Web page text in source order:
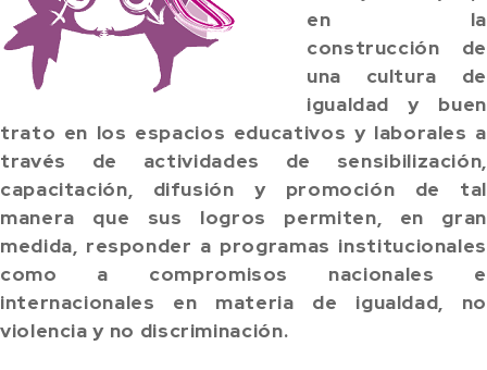
en la
construcción de
una cultura de
igualdad y buen
trato en los espacios educativos y laborales a
través de actividades de sensibilización,
capacitación, difusión y promoción de tal
manera que sus logros permiten, en gran
medida, responder a programas institucionales
como a compromisos nacionales e
internacionales en materia de igualdad, no
violencia y no discriminación.